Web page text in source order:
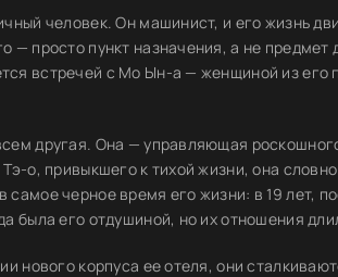
человек. Он машинист, и его жизнь
— просто пункт назначения, а не
встречей с Мо Ын-а — женщиной из его
другая. Она — управляющая
о, привыкшего к тихой жизни, она
самое черное время его жизни: в 19 лет,
была его отдушиной, но их отношения
нового корпуса ее отеля, они